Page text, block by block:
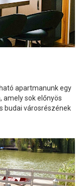
apartmanunk egy
amely sok előnyös
budai városrészének